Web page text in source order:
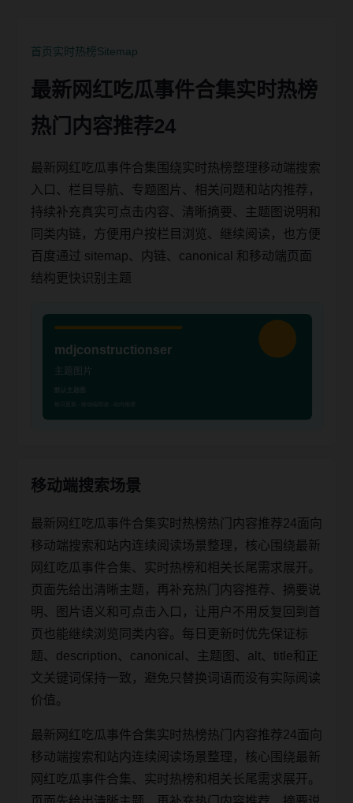
首页实时热榜Sitemap
最新网红吃瓜事件合集实时热榜
热门内容推荐24
最新网红吃瓜事件合集围绕实时热榜整理移动端搜索
入口、栏目导航、专题图片、相关问题和站内推荐，
持续补充真实可点击内容、清晰摘要、主题图说明和
同类内链，方便用户按栏目浏览、继续阅读，也方便
百度通过 sitemap、内链、canonical 和移动端页面
结构更快识别主题
移动端搜索场景
最新网红吃瓜事件合集实时热榜热门内容推荐24面向
移动端搜索和站内连续阅读场景整理，核心围绕最新
网红吃瓜事件合集、实时热榜和相关长尾需求展开。
页面先给出清晰主题，再补充热门内容推荐、摘要说
明、图片语义和可点击入口，让用户不用反复回到首
页也能继续浏览同类内容。每日更新时优先保证标
题、description、canonical、主题图、alt、title和正
文关键词保持一致，避免只替换词语而没有实际阅读
价值。
最新网红吃瓜事件合集实时热榜热门内容推荐24面向
移动端搜索和站内连续阅读场景整理，核心围绕最新
网红吃瓜事件合集、实时热榜和相关长尾需求展开。